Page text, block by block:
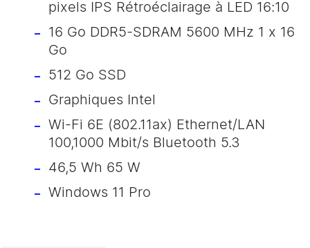
pixels IPS Rétroéclairage à LED 16:10
16 Go DDR5-SDRAM 5600 MHz 1 x 16
Go
512 Go SSD
Graphiques Intel
Wi-Fi 6E (802.11ax) Ethernet/LAN
100,1000 Mbit/s Bluetooth 5.3
46,5 Wh 65 W
Windows 11 Pro